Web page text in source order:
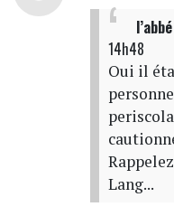
14h48
Oui il
Lang...